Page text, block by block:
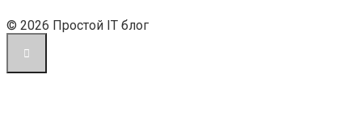
© 2026 Простой IT блог